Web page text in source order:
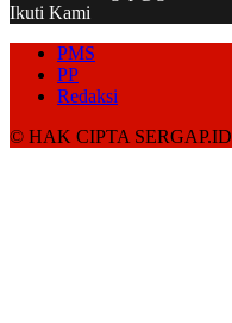
Ikuti Kami
PMS
PP
Redaksi
© HAK CIPTA SERGAP.ID